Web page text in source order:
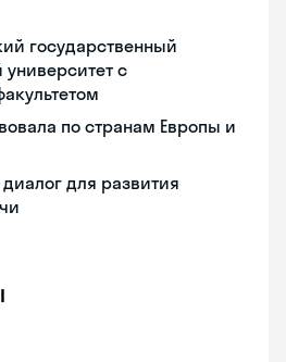
государственный
университет с
по странам Европы и
для развития